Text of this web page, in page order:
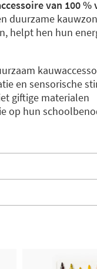
van 100
duurzame
helpt hen hun
en sensorische
giftige materialen
op hun